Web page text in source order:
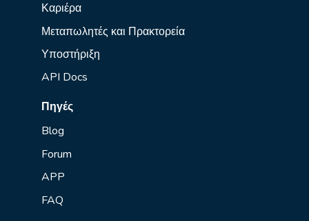
Καριέρα
Μεταπωλητές και Πρακτορεία
Υποστήριξη
API Docs
Πηγές
Blog
Forum
APP
FAQ